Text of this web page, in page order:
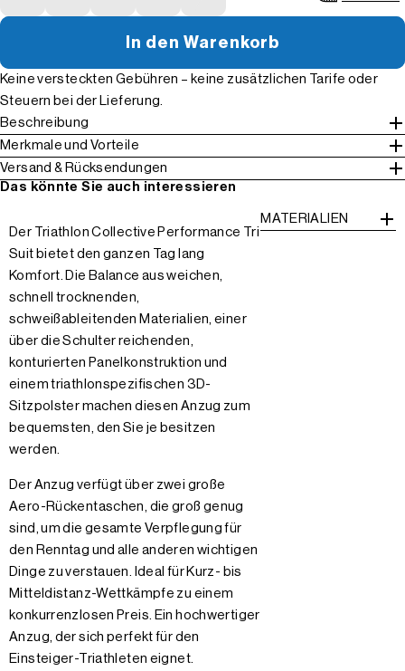
In den Warenkorb
Keine versteckten Gebühren – keine zusätzlichen Tarife oder
Steuern bei der Lieferung.
Beschreibung
Merkmale und Vorteile
Versand & Rücksendungen
Das könnte Sie auch interessieren
Der Triathlon Collective Performance Tri
Suit bietet den ganzen Tag lang
Komfort. Die Balance aus weichen,
schnell trocknenden,
schweißableitenden Materialien, einer
über die Schulter reichenden,
konturierten Panelkonstruktion und
einem triathlonspezifischen 3D-
Sitzpolster machen diesen Anzug zum
bequemsten, den Sie je besitzen
werden.
Der Anzug verfügt über zwei große
Aero-Rückentaschen, die groß genug
sind, um die gesamte Verpflegung für
den Renntag und alle anderen wichtigen
Dinge zu verstauen. Ideal für Kurz- bis
Mitteldistanz-Wettkämpfe zu einem
konkurrenzlosen Preis. Ein hochwertiger
Anzug, der sich perfekt für den
Einsteiger-Triathleten eignet.
MATERIALIEN